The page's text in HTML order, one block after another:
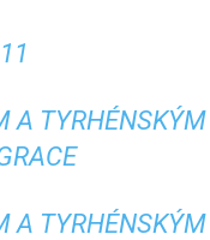
A TYRHÉNSKÝM
A TYRHÉNSKÝM